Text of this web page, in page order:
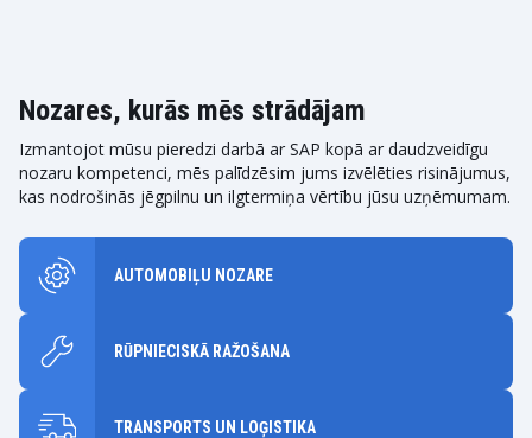
Nozares, kurās mēs strādājam
Izmantojot mūsu pieredzi darbā ar SAP kopā ar daudzveidīgu
nozaru kompetenci, mēs palīdzēsim jums izvēlēties risinājumus,
kas nodrošinās jēgpilnu un ilgtermiņa vērtību jūsu uzņēmumam.
AUTOMOBIĻU NOZARE
RŪPNIECISKĀ RAŽOŠANA
TRANSPORTS UN LOĢISTIKA